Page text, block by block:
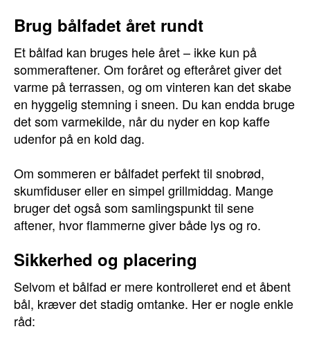
Brug bålfadet året rundt
Et bålfad kan bruges hele året – ikke kun på
sommeraftener. Om foråret og efteråret giver det
varme på terrassen, og om vinteren kan det skabe
en hyggelig stemning i sneen. Du kan endda bruge
det som varmekilde, når du nyder en kop kaffe
udenfor på en kold dag.
Om sommeren er bålfadet perfekt til snobrød,
skumfiduser eller en simpel grillmiddag. Mange
bruger det også som samlingspunkt til sene
aftener, hvor flammerne giver både lys og ro.
Sikkerhed og placering
Selvom et bålfad er mere kontrolleret end et åbent
bål, kræver det stadig omtanke. Her er nogle enkle
råd: